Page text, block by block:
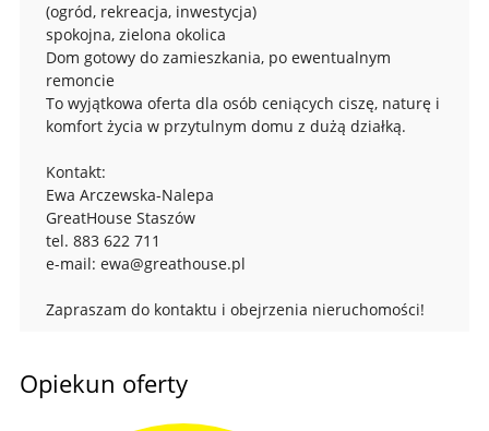
(ogród, rekreacja, inwestycja)
spokojna, zielona okolica
Dom gotowy do zamieszkania, po ewentualnym
remoncie
To wyjątkowa oferta dla osób ceniących ciszę, naturę i
komfort życia w przytulnym domu z dużą działką.
Kontakt:
Ewa Arczewska-Nalepa
GreatHouse Staszów
tel. 883 622 711
e-mail: ewa@greathouse.pl
Zapraszam do kontaktu i obejrzenia nieruchomości!
Opiekun oferty